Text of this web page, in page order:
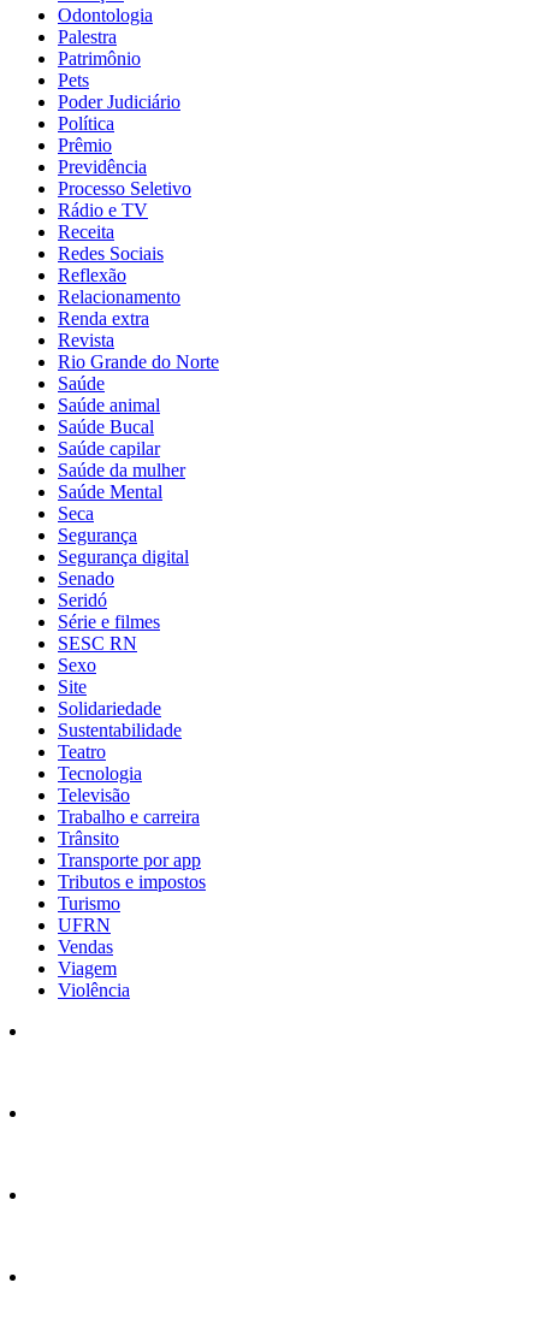
Odontologia
Palestra
Patrimônio
Pets
Poder Judiciário
Política
Prêmio
Previdência
Processo Seletivo
Rádio e TV
Receita
Redes Sociais
Reflexão
Relacionamento
Renda extra
Revista
Rio Grande do Norte
Saúde
Saúde animal
Saúde Bucal
Saúde capilar
Saúde da mulher
Saúde Mental
Seca
Segurança
Segurança digital
Senado
Seridó
Série e filmes
SESC RN
Sexo
Site
Solidariedade
Sustentabilidade
Teatro
Tecnologia
Televisão
Trabalho e carreira
Trânsito
Transporte por app
Tributos e impostos
Turismo
UFRN
Vendas
Viagem
Violência